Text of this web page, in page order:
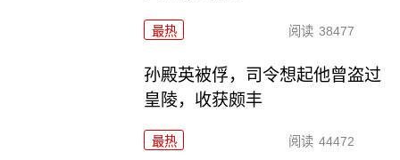
最热 阅读 38477
孙殿英被俘，司令想起他曾盗过
皇陵，收获颇丰
最热 阅读 44472